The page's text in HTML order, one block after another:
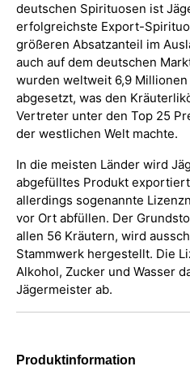
deutschen Spirituosen ist
erfolgreichste Export-
größeren Absatzanteil im
auch auf dem deutschen
wurden weltweit 6,9
abgesetzt, was den
Vertreter unter den Top 25
der westlichen Welt machte.
In die meisten Länder wird
abgefülltes Produkt
allerdings sogenannte
vor Ort abfüllen. Der
allen 56 Kräutern, wird
Stammwerk hergestellt. Die
Alkohol, Zucker und Wasser
Jägermeister ab.
Produktinformation